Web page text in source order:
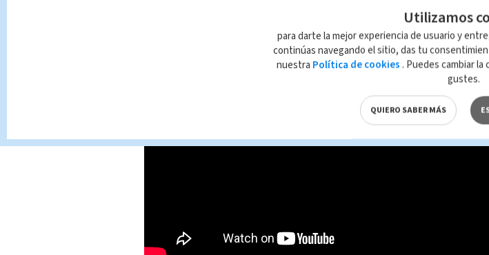
₡24 millones en 12 fracciones. ₡2.000.000
Utilizamos
para darte la mejor experiencia de usuario y
continúas navegando el sitio, das tu
nuestra Política de cookies . Puedes cambiar
gustes.
QUIERO SABER MÁS